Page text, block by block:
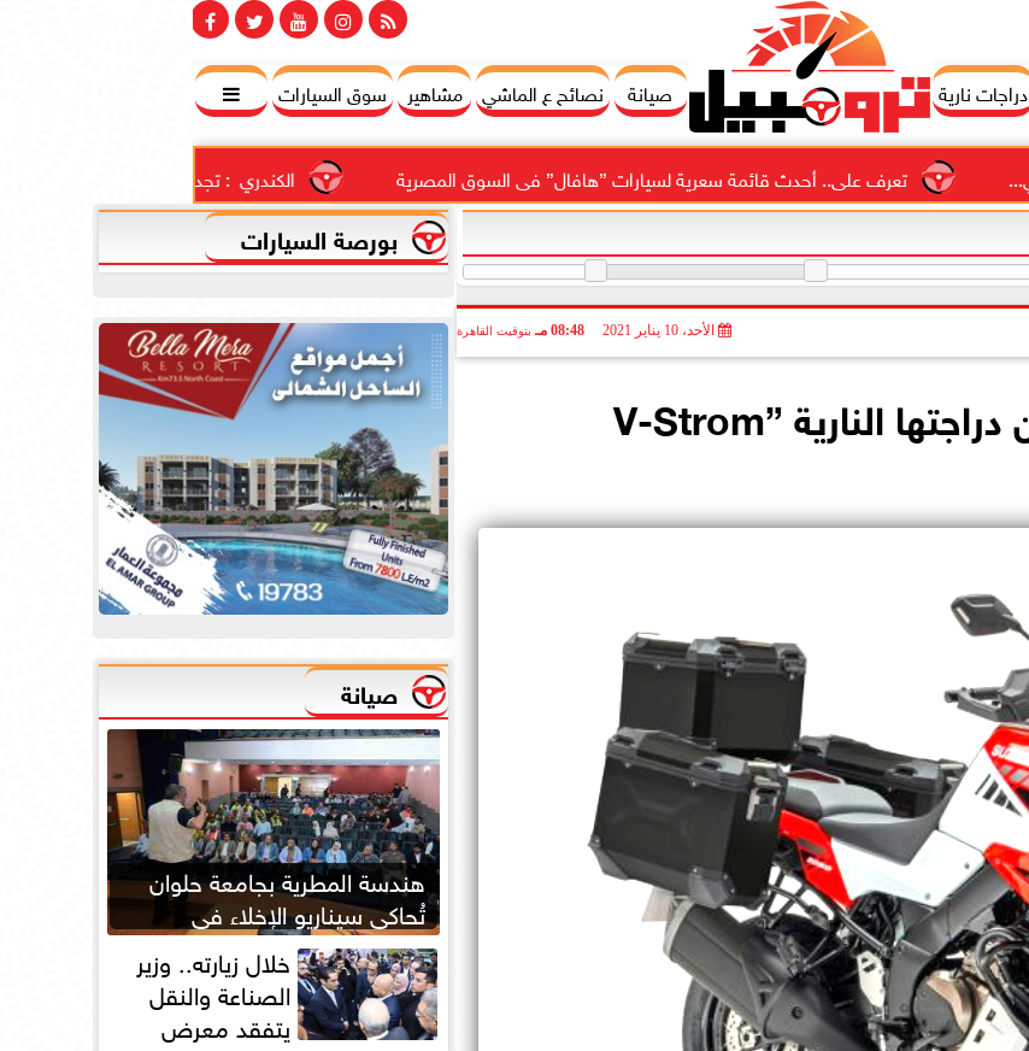
دراجات نارية صيانة نصائح ع الماشي مشاهير سوق السيارات 
الكندري  : تجديد الثقة فى  الشيخ الدكتور تعرف على.. أحدث قائمة سعرية لسيارات ”هافال” فى السوق المصرية
الأحد، 10 يناير 2021 08:48 مـ بتوقيت القاهرة
سوزوكي تطلق موديل 2021 من دراجتها النارية ”V-Strom
بورصة السيارات
صيانة
هندسة المطرية بجامعة حلوان
تُحاكي سيناريو الإخلاء في
الحرائق لتعزيز جاهزية الطوارئ
خلال زيارته.. وزير
الصناعة والنقل
يتفقد معرض